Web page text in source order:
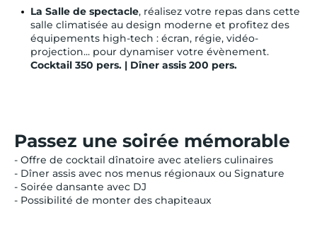
La Salle de spectacle, réalisez votre repas dans cette
salle climatisée au design moderne et profitez des
équipements high-tech : écran, régie, vidéo-
projection... pour dynamiser votre évènement.
Cocktail 350 pers. | Dîner assis 200 pers.
Passez une soirée mémorable
- Offre de cocktail dînatoire avec ateliers culinaires
- Dîner assis avec nos menus régionaux ou Signature
- Soirée dansante avec DJ
- Possibilité de monter des chapiteaux